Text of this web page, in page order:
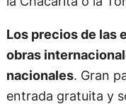
Los precios de las
obras
nacionales. Gran
entrada gratuita y